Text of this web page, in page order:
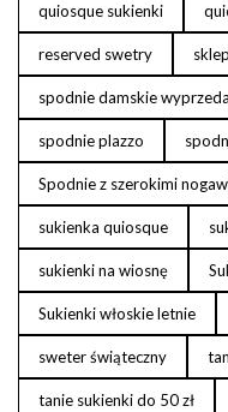
quiosque sukienki
reserved swetry
spodnie damskie
spodnie plazzo
Spodnie z szerokimi
sukienka quiosque
sukienki na wiosnę
Sukienki włoskie letnie
sweter świąteczny
tanie sukienki do 50 zł